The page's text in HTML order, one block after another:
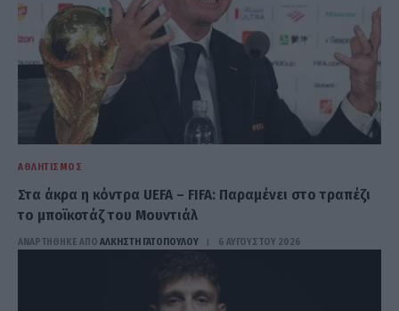
ΑΘΛΗΤΙΣΜΌΣ
Στα άκρα η κόντρα UEFA – FIFA: Παραμένει στο τραπέζι
το μποϊκοτάζ του Μουντιάλ
ΑΝΑΡΤΗΘΗΚΕ ΑΠΟ ΆΛΚΗΣΤΗ ΓΑΤΟΠΟΎΛΟΥ 6 ΑΥΓΟΎΣΤΟΥ 2026